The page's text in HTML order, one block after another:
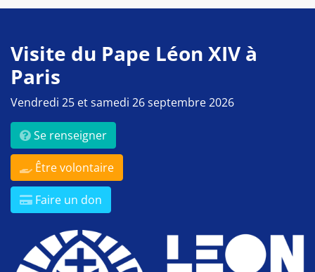
Visite du Pape Léon XIV à
Paris
Vendredi 25 et samedi 26 septembre 2026
Se renseigner
Être volontaire
Faire un don